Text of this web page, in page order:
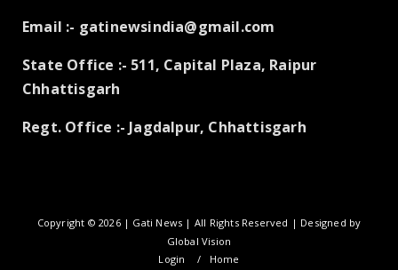
Email :- gatinewsindia@gmail.com
State Office :- 511, Capital Plaza, Raipur
Chhattisgarh
Regt. Office :- Jagdalpur, Chhattisgarh
Copyright © 2026 | Gati News | All Rights Reserved | Designed by
Global Vision
Login
Home